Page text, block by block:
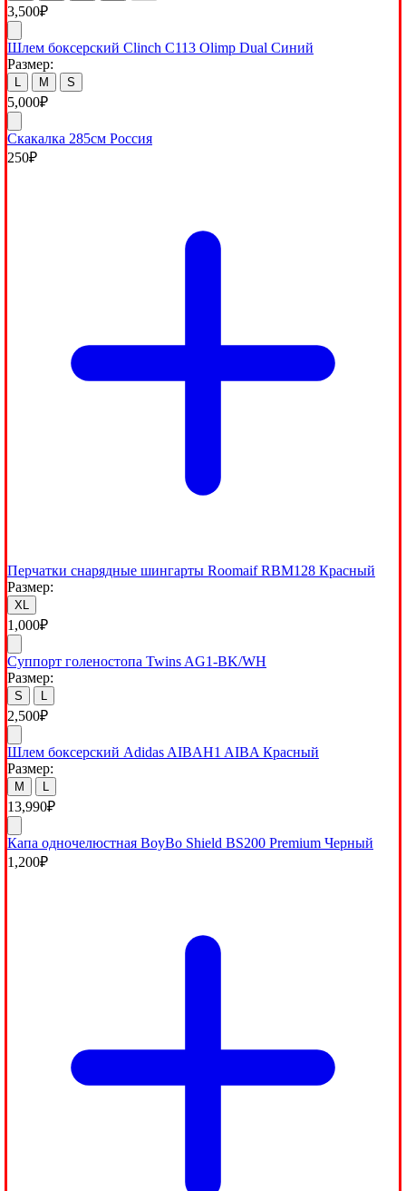
3,500₽
Шлем боксерский Clinch C113 Olimp Dual Синий
Размер:
M S
5,000₽
Скакалка 285см Россия
250₽
Перчатки снарядные шингарты Roomaif RBM128 Красный
Размер:
XL
1,000₽
Суппорт голеностопа Twins AG1-BK/WH
Размер:
S
2,500₽
Шлем боксерский Adidas AIBAH1 AIBA Красный
Размер:
M
13,990₽
Капа одночелюстная BoyBo Shield BS200 Premium Черный
1,200₽